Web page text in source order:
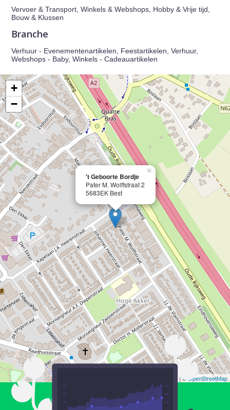
Vervoer & Transport, Winkels & Webshops, Hobby & Vrije tijd,
Bouw & Klussen
Branche
Verhuur - Evenementenartikelen, Feestartikelen, Verhuur,
Webshops - Baby, Winkels - Cadeauartikelen
't Geboorte Bordje
Pater M. Wolffstraat 2
5683EK Best
×
+
−
| © OpenStreetMap